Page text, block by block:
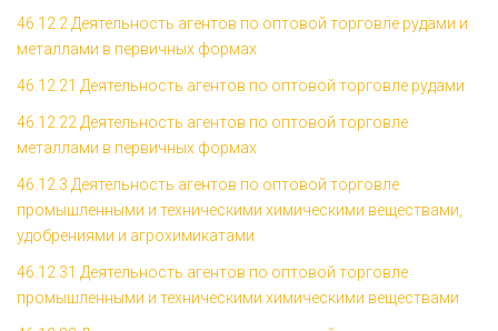
46.12.2 Деятельность агентов по оптовой торговле рудами и
металлами в первичных формах
46.12.21 Деятельность агентов по оптовой торговле рудами
46.12.22 Деятельность агентов по оптовой торговле
металлами в первичных формах
46.12.3 Деятельность агентов по оптовой торговле
промышленными и техническими химическими веществами,
удобрениями и агрохимикатами
46.12.31 Деятельность агентов по оптовой торговле
промышленными и техническими химическими веществами